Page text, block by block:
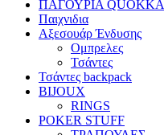
ΠΑΓΟΥΡΙΑ QUOKKA
Παιχνιδια
Αξεσουάρ Ένδυσης
Oμπρελες
Τσάντες
Τσάντες backpack
BIJOUX
RINGS
POKER STUFF